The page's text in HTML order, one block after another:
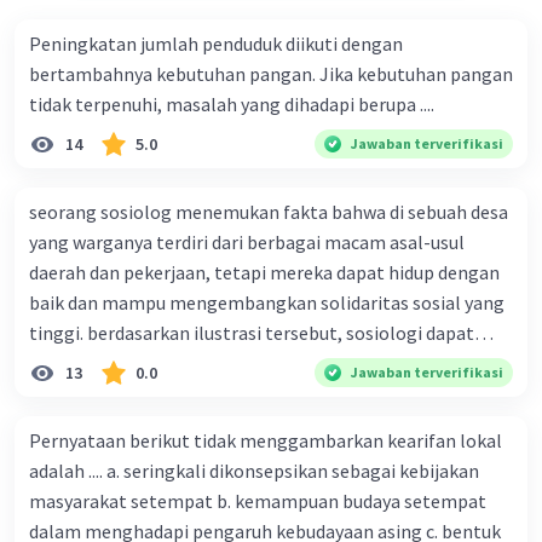
produktivitas karyawan, moral secara
menyeluruh, dan juga problem-solving yang
lebih cepat. Di bawah ini, ada beberapa statistik
penting dari bermacam-macam studi yang telah
membuktikan keefektifan dan berbagai manfaat
bagi perusahaan secara besar
Beri Rating·0.0(0) Balas
Peningkatan jumlah penduduk diikuti dengan
bertambahnya kebutuhan pangan. Jika kebutuhan pangan
tidak terpenuhi, masalah yang dihadapi berupa ....
14 5.0 Jawaban terverifikasi
seorang sosiolog menemukan fakta bahwa di sebuah desa
yang warganya terdiri dari berbagai macam asal-usul
daerah dan pekerjaan, tetapi mereka dapat hidup dengan
baik dan mampu mengembangkan solidaritas sosial yang
tinggi. berdasarkan ilustrasi tersebut, sosiologi dapat
berfungsi sebagai ilmu yang ....
13 0.0 Jawaban terverifikasi
Pernyataan berikut tidak menggambarkan kearifan lokal
adalah .... a. seringkali dikonsepsikan sebagai kebijakan
masyarakat setempat b. kemampuan budaya setempat
dalam menghadapi pengaruh kebudayaan asing c. bentuk